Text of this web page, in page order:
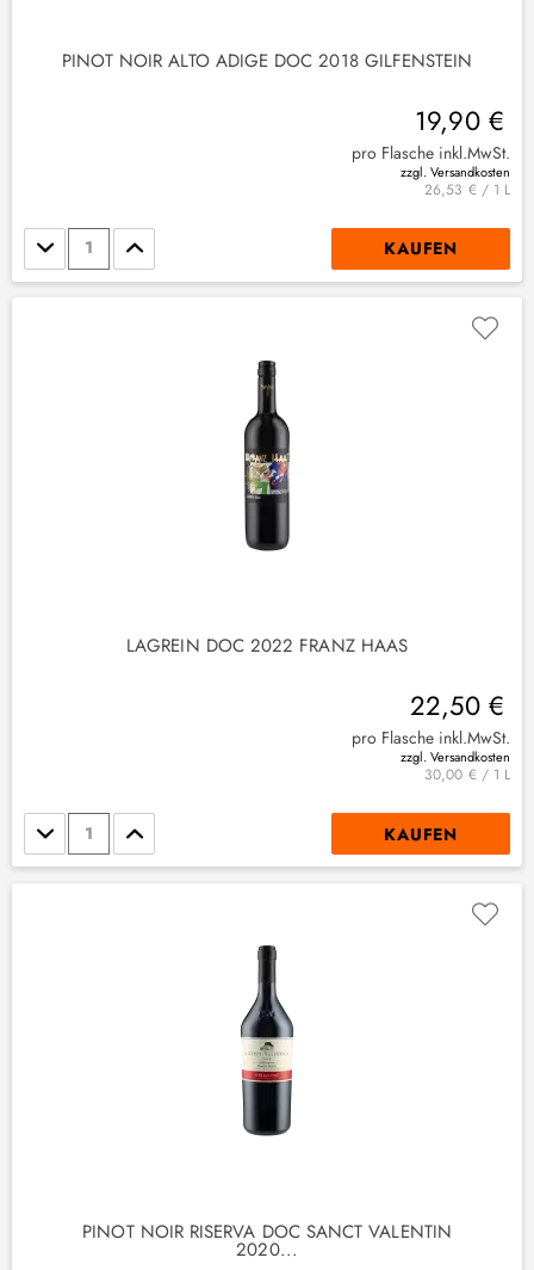
PINOT NOIR ALTO ADIGE DOC 2018 GILFENSTEIN
19,90 €
pro Flasche inkl.MwSt.
zzgl. Versandkosten
26,53 € / 1 L
Stückzahl KAUFEN
LAGREIN DOC 2022 FRANZ HAAS
22,50 €
pro Flasche inkl.MwSt.
zzgl. Versandkosten
30,00 € / 1 L
Stückzahl KAUFEN
PINOT NOIR RISERVA DOC SANCT VALENTIN
2020...